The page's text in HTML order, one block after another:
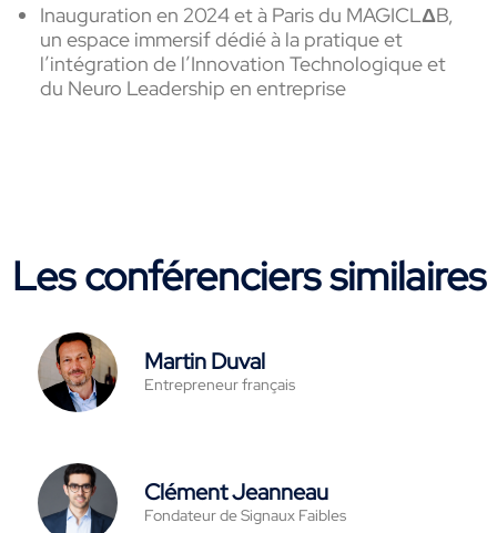
Inauguration en 2024 età Paris du MAGICLΔB,
un espace immersifdédiéà la pratique et
l’intégration de l’Innovation Technologiqueet
du Neuro Leadership en entreprise
Les conférenciers similaires
Martin Duval
Entrepreneur français
Clément Jeanneau
Fondateur de Signaux Faibles